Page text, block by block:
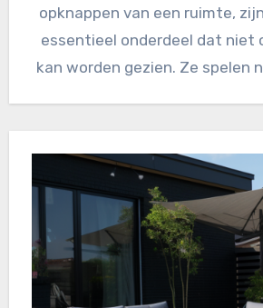
opknappen van een ruimte,
essentieel onderdeel dat niet
kan worden gezien. Ze spelen